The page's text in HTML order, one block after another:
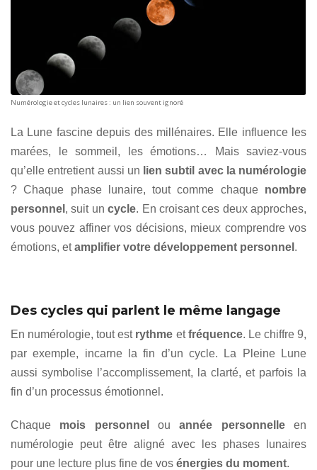
Numérologie et cycles lunaires : un lien souvent ignoré
La Lune fascine depuis des millénaires. Elle influence les
marées, le sommeil, les émotions… Mais saviez-vous
qu’elle entretient aussi un lien subtil avec la numérologie
? Chaque phase lunaire, tout comme chaque nombre
personnel , suit uncycle. En croisant ces deux approches,
vous pouvez affiner vos décisions, mieux comprendre vos
émotions, etamplifier votre développement personnel .
Des cycles qui parlent le même langage
En numérologie, tout est rythme etfréquence. Le chiffre 9,
par exemple, incarne la fin d’un cycle. La Pleine Lune
aussi symbolise l’accomplissement, la clarté, et parfois la
fin d’un processus émotionnel.
Chaque mois personnel ouannée personnelleen
numérologie peut être aligné avec les phases lunaires
pour une lecture plus fine de vos énergies du moment.